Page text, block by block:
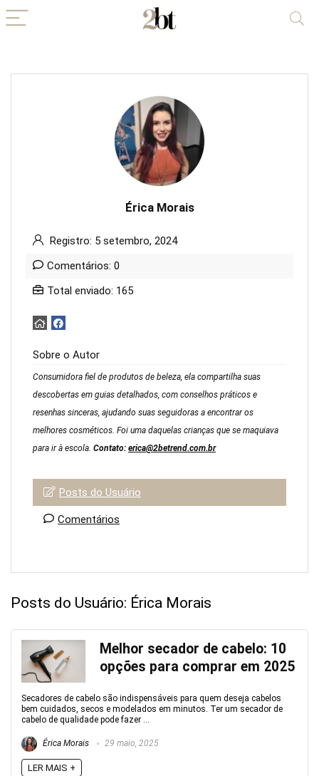
Érica Morais
Registro: 5 setembro, 2024
Comentários: 0
Total enviado: 165
Sobre o Autor
Consumidora fiel de produtos de beleza, ela compartilha suas
descobertas em guias detalhados, com conselhos práticos e
resenhas sinceras, ajudando suas seguidoras a encontrar os
melhores cosméticos. Foi uma daquelas crianças que se maquiava
para ir à escola. Contato: erica@2betrend.com.br
Posts do Usuário
Comentários
Posts do Usuário: Érica Morais
Melhor secador de cabelo: 10
opções para comprar em 2025
Secadores de cabelo são indispensáveis para quem deseja cabelos
bem cuidados, secos e modelados em minutos. Ter um secador de
cabelo de qualidade pode fazer ...
Érica Morais 29 maio, 2025
LER MAIS +